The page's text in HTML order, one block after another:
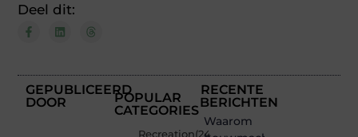
Deel dit:
GEPUBLICEERD
DOOR
POPULAR
CATEGORIES
Recreation(24
RECENTE
BERICHTEN
Waarom